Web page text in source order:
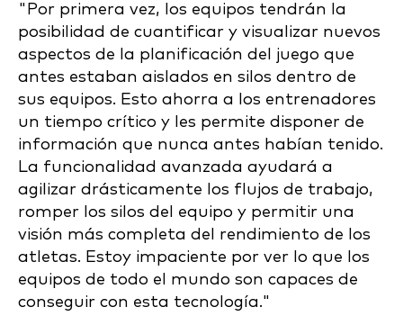
"Por primera vez, los equipos tendrán la
posibilidad de cuantificar y visualizar nuevos
aspectos de la planificación del juego que
antes estaban aislados en silos dentro de
sus equipos. Esto ahorra a los entrenadores
un tiempo crítico y les permite disponer de
información que nunca antes habían tenido.
La funcionalidad avanzada ayudará a
agilizar drásticamente los flujos de trabajo,
romper los silos del equipo y permitir una
visión más completa del rendimiento de los
atletas. Estoy impaciente por ver lo que los
equipos de todo el mundo son capaces de
conseguir con esta tecnología."